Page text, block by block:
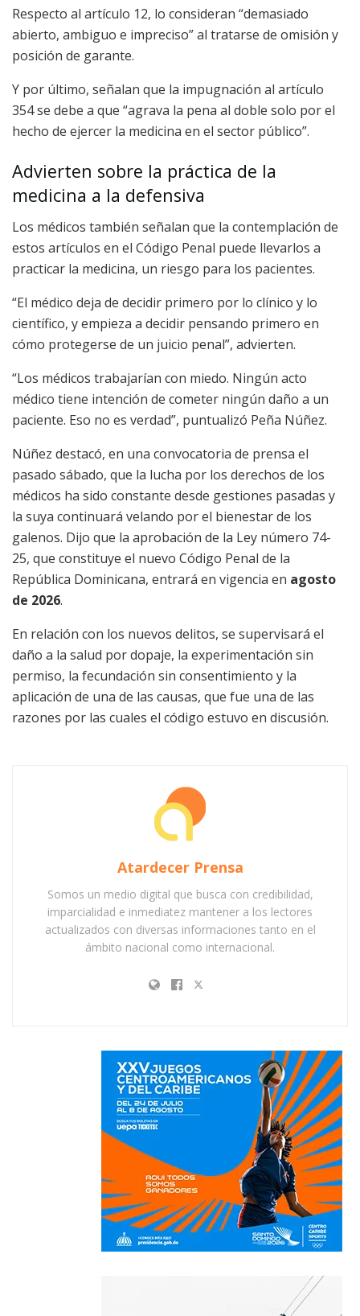
Respecto al artículo 12, lo consideran “demasiado
abierto, ambiguo e impreciso” al tratarse de omisión y
posición de garante.
Y por último, señalan que la impugnación al artículo
354 se debe a que “agrava la pena al doble solo por el
hecho de ejercer la medicina en el sector público”.
Advierten sobre la práctica de la
medicina a la defensiva
Los médicos también señalan que la contemplación de
estos artículos en el Código Penal puede llevarlos a
practicar la medicina, un riesgo para los pacientes.
“El médico deja de decidir primero por lo clínico y lo
científico, y empieza a decidir pensando primero en
cómo protegerse de un juicio penal”, advierten.
“Los médicos trabajarían con miedo. Ningún acto
médico tiene intención de cometer ningún daño a un
paciente. Eso no es verdad”, puntualizó Peña Núñez.
Núñez destacó, en una convocatoria de prensa el
pasado sábado, que la lucha por los derechos de los
médicos ha sido constante desde gestiones pasadas y
la suya continuará velando por el bienestar de los
galenos. Dijo que la aprobación de la Ley número 74-
25, que constituye el nuevo Código Penal de la
República Dominicana, entrará en vigencia en agosto
de 2026.
En relación con los nuevos delitos, se supervisará el
daño a la salud por dopaje, la experimentación sin
permiso, la fecundación sin consentimiento y la
aplicación de una de las causas, que fue una de las
razones por las cuales el código estuvo en discusión.
Atardecer Prensa
Somos un medio digital que busca con credibilidad,
imparcialidad e inmediatez mantener a los lectores
actualizados con diversas informaciones tanto en el
ámbito nacional como internacional.